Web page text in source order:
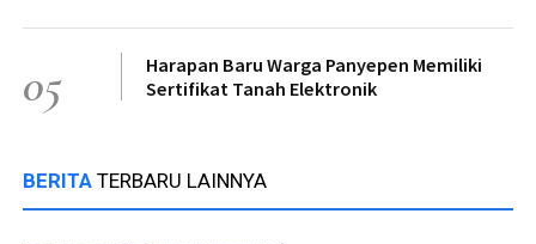
05
Harapan Baru Warga Panyepen Memiliki
Sertifikat Tanah Elektronik
BERITA TERBARU LAINNYA